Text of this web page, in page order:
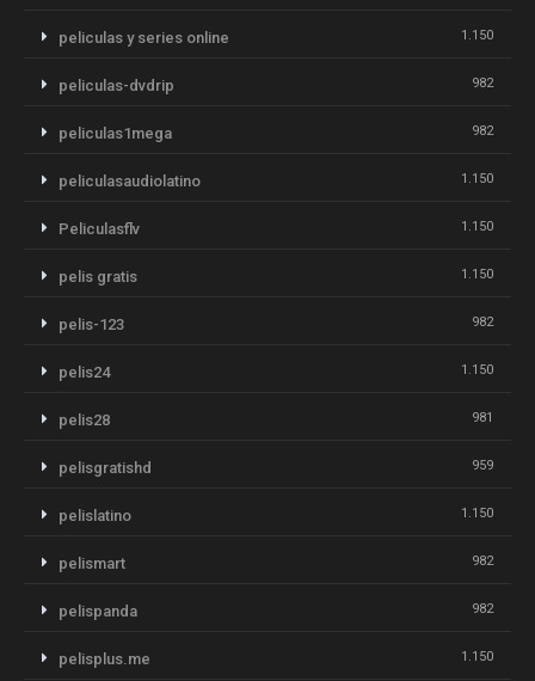
peliculas y series online 1.150
peliculas-dvdrip 982
peliculas1mega 982
peliculasaudiolatino 1.150
Peliculasflv 1.150
pelis gratis 1.150
pelis-123 982
pelis24 1.150
pelis28 981
pelisgratishd 959
pelislatino 1.150
pelismart 982
pelispanda 982
pelisplus.me 1.150